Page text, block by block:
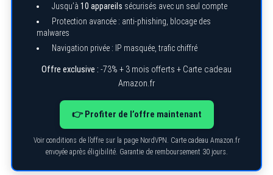
Jusqu’à 10 appareils sécurisés avec un seul compte
Protection avancée : anti-phishing, blocage des
malwares
Navigation privée : IP masquée, trafic chiffré
Offre exclusive : -73% + 3 mois offerts + Carte cadeau
Amazon.fr
👉 Profiter de l’offre maintenant
Voir conditions de l’offre sur la page NordVPN. Carte cadeau Amazon.fr
envoyée après éligibilité. Garantie de remboursement 30 jours.